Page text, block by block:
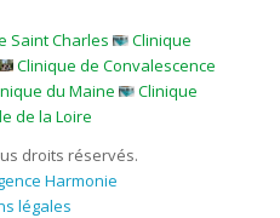
Saint Charles
Clinique
Clinique de Convalescence
du Maine
Clinique
de la Loire
droits réservés.
Harmonie
légales